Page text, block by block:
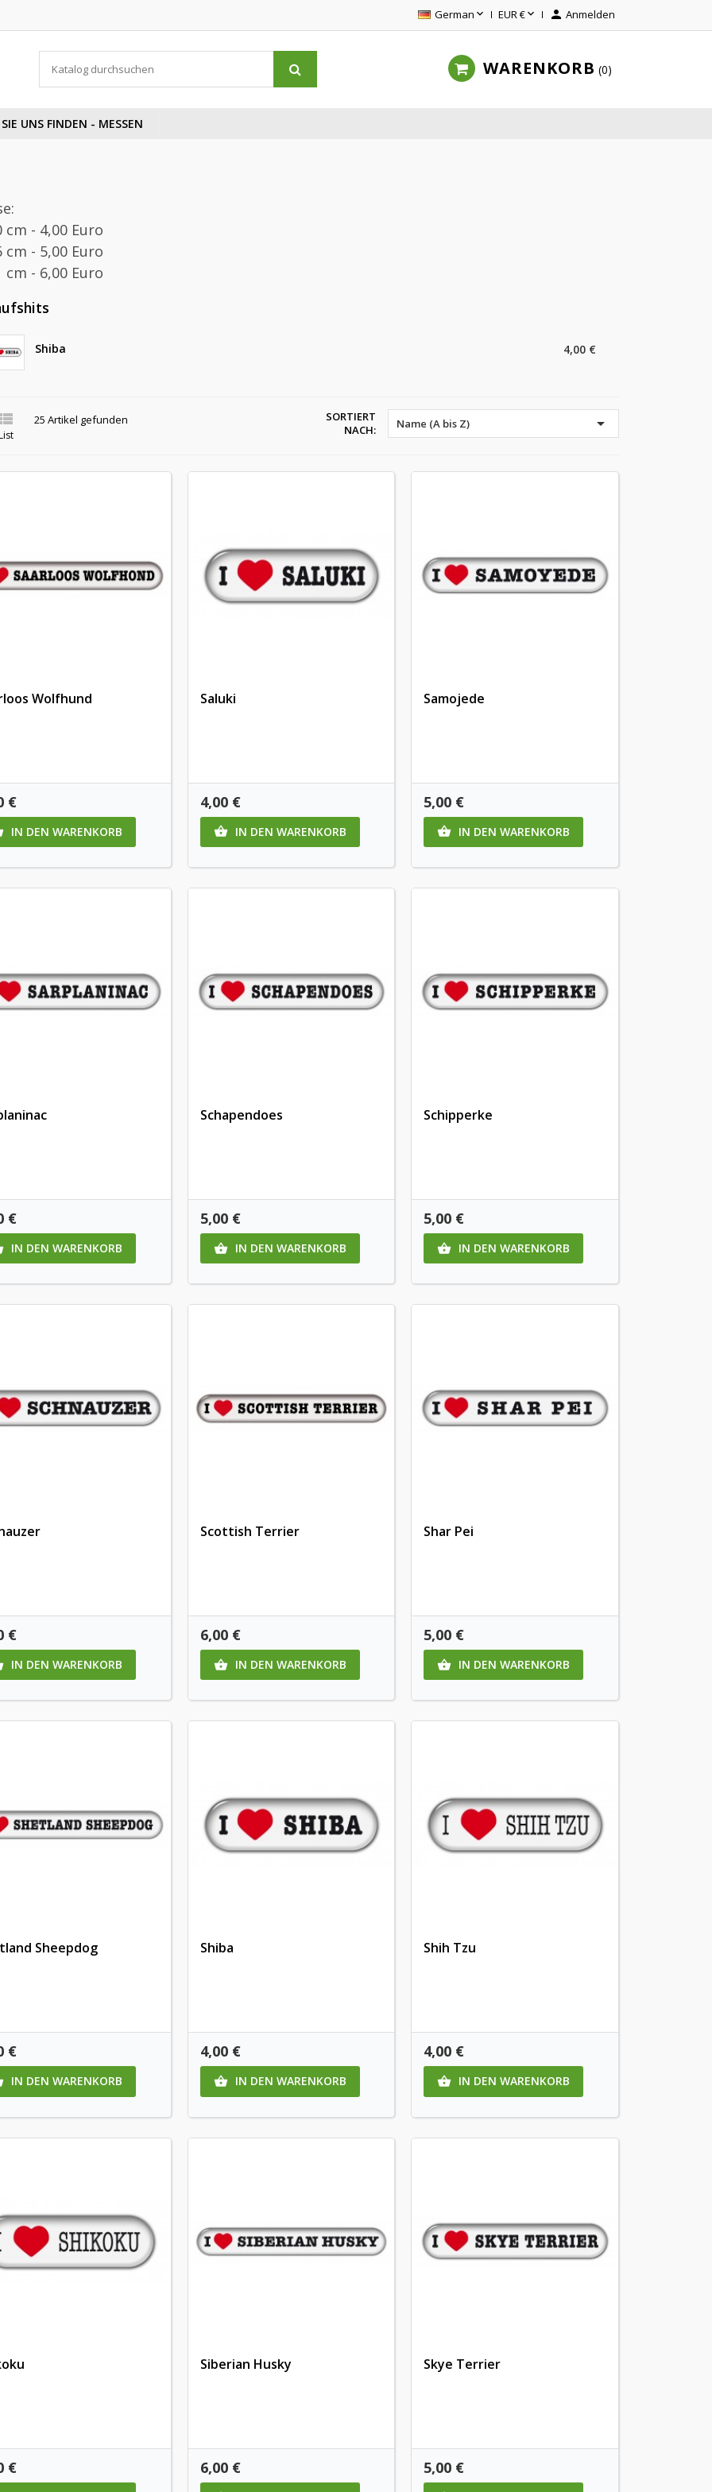
German EUR €  Anmelden
WARENKORB 0
UNS FINDEN - MESSEN
cm - 4,00 Euro
cm - 5,00 Euro
cm - 6,00 Euro
Shiba 4,00 €
 25 Artikel gefunden
SORTIERT
NACH:
Name (A bis Z) 
Wolfhund
€
IN DEN WARENKORB
Saluki
Preis
4,00 €
 IN DEN WARENKORB
Samojede
Preis
5,00 €
 IN DEN WARENKORB
€
IN DEN WARENKORB
Schapendoes
Preis
5,00 €
 IN DEN WARENKORB
Schipperke
Preis
5,00 €
 IN DEN WARENKORB
€
IN DEN WARENKORB
Scottish Terrier
Preis
6,00 €
 IN DEN WARENKORB
Shar Pei
Preis
5,00 €
 IN DEN WARENKORB
Sheepdog
€
IN DEN WARENKORB
Shiba
Preis
4,00 €
 IN DEN WARENKORB
Shih Tzu
Preis
4,00 €
 IN DEN WARENKORB
€
Siberian Husky
Preis
6,00 €
Skye Terrier
Preis
5,00 €